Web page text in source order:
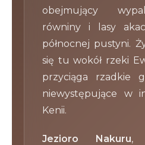
obejmujący
równiny i lasy
północnej pustyni.
się tu wokół rzeki
przyciąga rzadkie
niewystępujące w
Kenii.
Jezioro Nakuru,